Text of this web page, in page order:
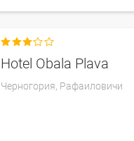

Hotel Obala Plava
Черногория, Рафаиловичи